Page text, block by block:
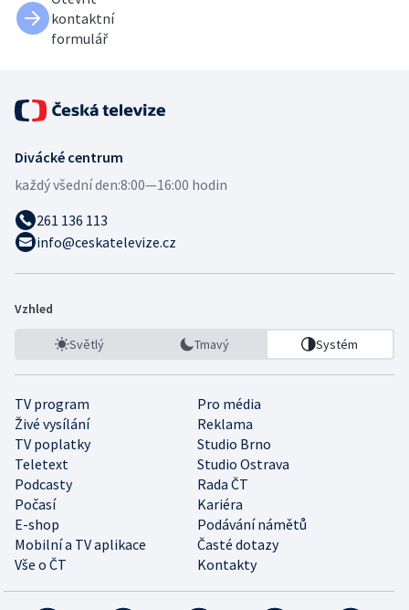
kontaktní
formulář
Divácké centrum
každý všední den:8:00—16:00 hodin
261 136 113
info@ceskatelevize.cz
Vzhled
Světlý Tmavý Systém
TV program
Pro média
Živé vysílání
Reklama
TV poplatky
Studio Brno
Teletext
Studio Ostrava
Podcasty
Rada ČT
Počasí
Kariéra
E-shop
Podávání námětů
Mobilní a TV aplikace
Časté dotazy
Vše o ČT
Kontakty